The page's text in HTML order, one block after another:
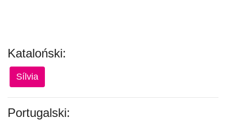
Kataloński:
Sílvia
Portugalski: